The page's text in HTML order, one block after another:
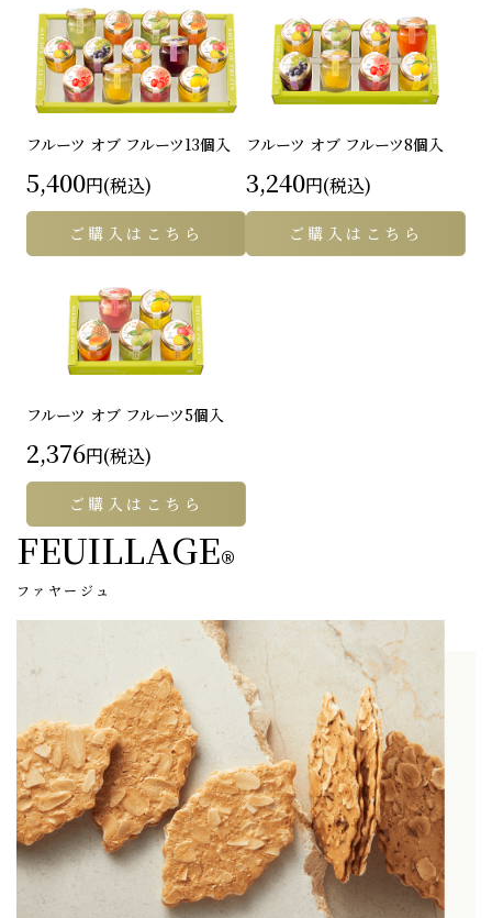
フルーツ オブ フルーツ13個入
5,400円(税込)
ご購入はこちら
フルーツ オブ フルーツ8個入
3,240円(税込)
ご購入はこちら
フルーツ オブ フルーツ5個入
2,376円(税込)
ご購入はこちら
FEUILLAGE®
ファヤージュ